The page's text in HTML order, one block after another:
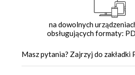
na dowolnych
obsługujących formaty:
Masz pytania? Zajrzyj do zakładki